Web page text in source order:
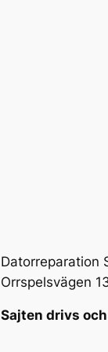
Datorreparation
Orrspelsvägen
Sajten drivs